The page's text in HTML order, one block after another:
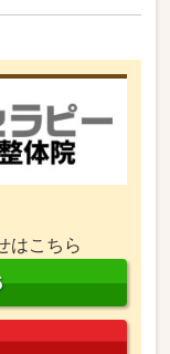
はこちら